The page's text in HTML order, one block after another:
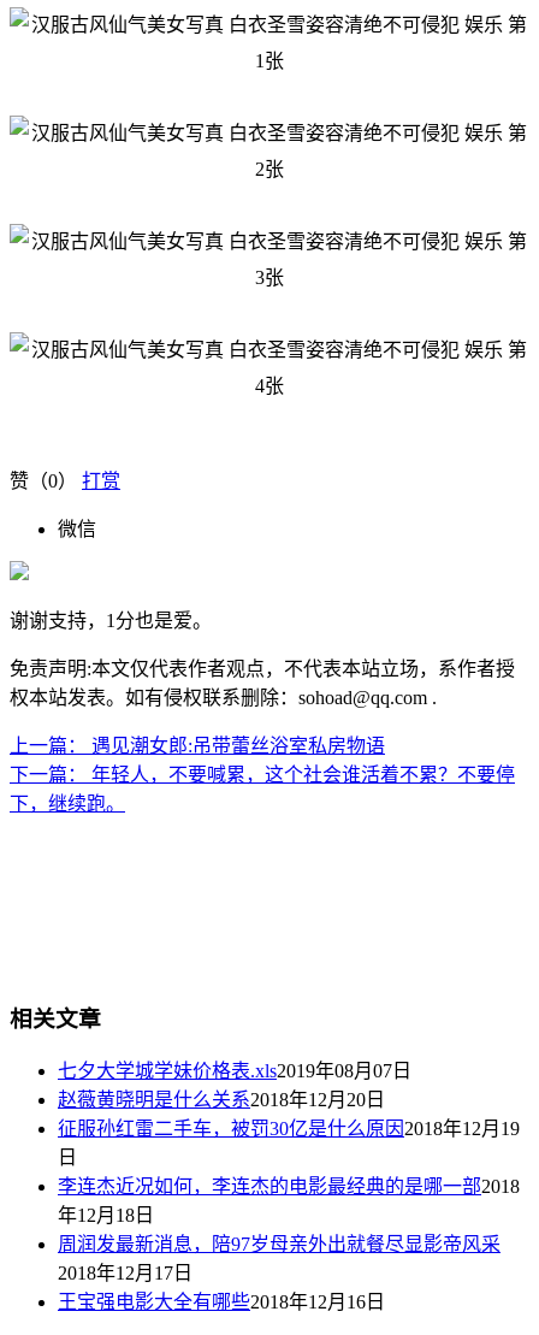
赞（0） 打赏
微信
谢谢支持，1分也是爱。
免责声明:本文仅代表作者观点，不代表本站立场，系作者授
权本站发表。如有侵权联系删除：sohoad@qq.com .
上一篇：
遇见潮女郎:吊带蕾丝浴室私房物语
下一篇：
年轻人，不要喊累，这个社会谁活着不累？不要停
下，继续跑。
相关文章
七夕大学城学妹价格表.xls2019年08月07日
赵薇黄晓明是什么关系2018年12月20日
征服孙红雷二手车，被罚30亿是什么原因 2018年12月19
日
李连杰近况如何，李连杰的电影最经典的是哪一部2018
年12月18日
周润发最新消息，陪97岁母亲外出就餐尽显影帝风采
2018年12月17日
王宝强电影大全有哪些2018年12月16日